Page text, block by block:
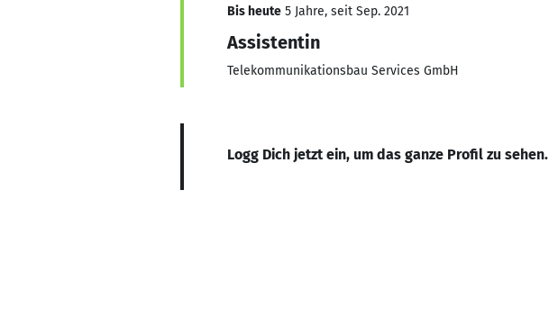
Bis heute 5 Jahre, seit Sep. 2021
Assistentin
Telekommunikationsbau Services GmbH
Logg Dich jetzt ein, um das ganze Profil zu sehen.